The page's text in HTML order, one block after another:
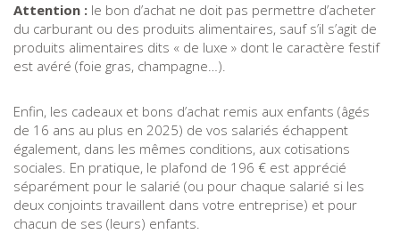
Attention : le bon d’achat ne doit pas permettre d’acheter
du carburant ou des produits alimentaires, sauf s’il s’agit de
produits alimentaires dits « de luxe » dont le caractère festif
est avéré (foie gras, champagne…).
Enfin, les cadeaux et bons d’achat remis aux enfants (âgés
de 16 ans au plus en 2025) de vos salariés échappent
également, dans les mêmes conditions, aux cotisations
sociales. En pratique, le plafond de 196 € est apprécié
séparément pour le salarié (ou pour chaque salarié si les
deux conjoints travaillent dans votre entreprise) et pour
chacun de ses (leurs) enfants.